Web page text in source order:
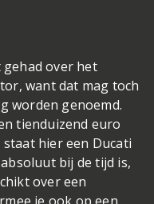
gehad over het
want dat mag toch
worden genoemd.
tienduizend euro
staat hier een Ducati
bij de tijd is,
over een